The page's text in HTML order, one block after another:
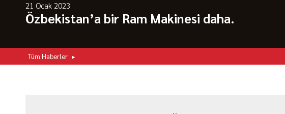
21 Ocak 2023
Özbekistan’a bir Ram Makinesi daha.
Tüm Haberler ▸